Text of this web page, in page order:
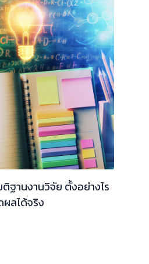
ฐานงานวิจัย ตั้งอย่างไร
ลได้จริง